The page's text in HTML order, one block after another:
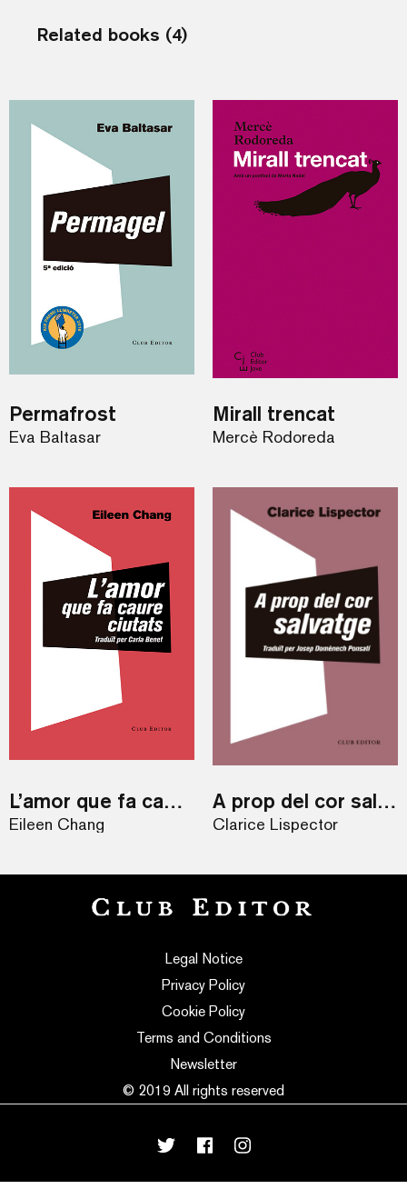
Related books (4)
Permafrost
Eva Baltasar
Mirall trencat
Mercè Rodoreda
L’amor que fa caure ciutats
Eileen Chang
A prop del cor salvatge
Clarice Lispector
Legal Notice
Privacy Policy
Cookie Policy
Terms and Conditions
Newsletter
© 2019 All rights reserved